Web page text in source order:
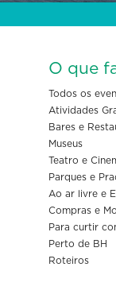
O que
Todos os
Atividades
Bares e
Museus
Teatro e
Parques e
Ao ar livre e
Compras e
Para curtir
Perto de BH
Roteiros